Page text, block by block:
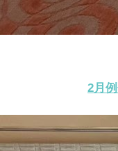
2月